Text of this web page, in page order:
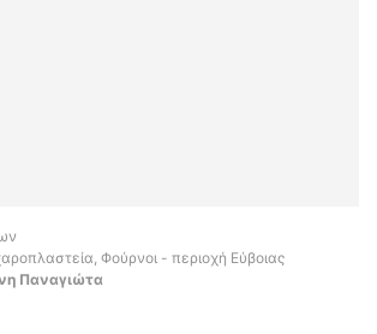
Φούρνοι - περιοχή Εύβοιας
Παναγιώτα